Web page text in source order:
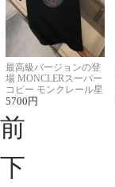
最高級バージョンの登
場 MONCLERスーパー
コピー モンクレール星
座半袖Tシャツ
5700 円
前
下